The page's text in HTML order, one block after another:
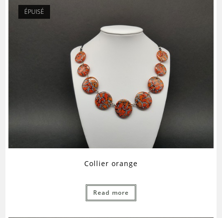
ÉPUISÉ
Collier orange
Read more